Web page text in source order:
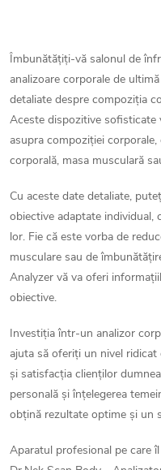
o
d
u
s
u
l
u
i
e
o
n
t
r
o
l
u
l
l
i
s
t
ă
Îmbunătățiți-vă salonul de
analizoare corporale de
detaliate despre compoziția
Aceste dispozitive
asupra compoziției
corporală, masa musculară
Cu aceste date detaliate,
obiective adaptate individual,
lor. Fie că este vorba de
musculare sau de
Analyzer vă va oferi
obiective.
Investiția într-un analizor
ajuta să oferiți un nivel
și satisfacția clienților
personală și înțelegerea
obțină rezultate optime și un
Aparatul profesional pe care